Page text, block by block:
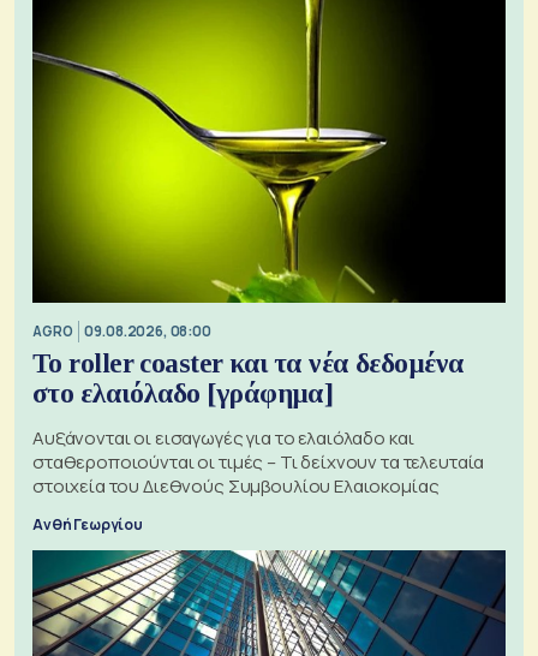
AGRO 09.08.2026, 08:00
Το roller coaster και τα νέα δεδομένα
στο ελαιόλαδο [γράφημα]
Αυξάνονται οι εισαγωγές για το ελαιόλαδο και
σταθεροποιούνται οι τιμές – Τι δείχνουν τα τελευταία
στοιχεία του Διεθνούς Συμβουλίου Ελαιοκομίας
Ανθή Γεωργίου